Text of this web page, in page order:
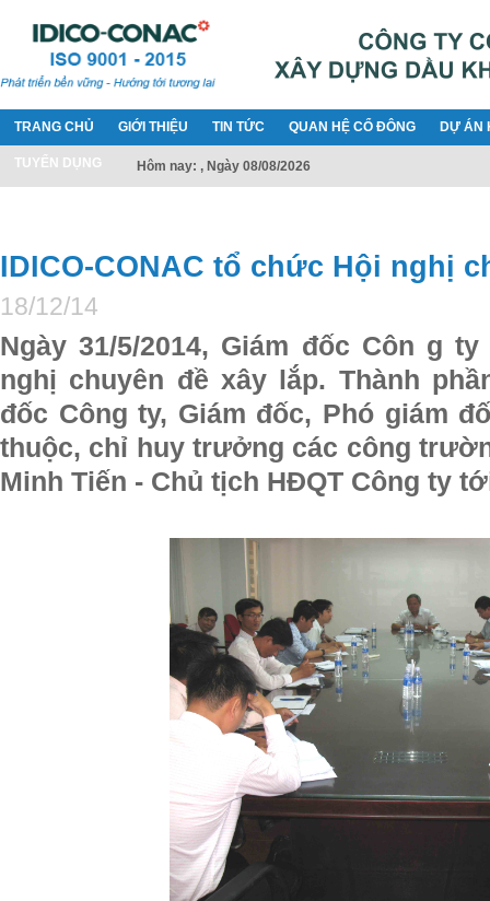
TRANG CHỦ GIỚI THIỆU TIN TỨC QUAN HỆ CỔ ĐÔNG DỰ ÁN
TUYỂN DỤNG Hôm nay: , Ngày 08/08/2026
IDICO-CONAC tổ chức Hội nghị
18/12/14
Ngày 31/5/2014, Giám đốc Côn g
nghị chuyên đề xây lắp. Thành
đốc Công ty, Giám đốc, Phó giám
thuộc, chỉ huy trưởng các công
Minh Tiến - Chủ tịch HĐQT Công ty